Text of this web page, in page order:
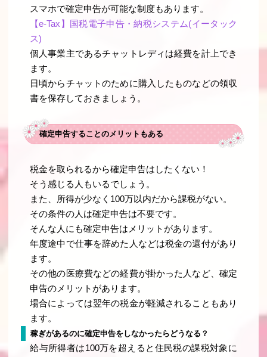
スマホで確定申告が可能な制度もあります。
【e-Tax】国税電子申告・納税システム(イータック
ス)
個人事業主であるチャットレディは経費を計上でき
ます。
日頃からチャットのために購入したものなどの領収
書を保存しておきましょう。
確定申告することのメリットもある
税金を取られるから確定申告はしたくない！
そう感じる人もいるでしょう。
また、所得が少なく100万以内だから課税がない。
その条件の人は確定申告は不要です。
そんな人にも確定申告はメリットがあります。
年度途中で仕事を辞めた人などは税金の還付があり
ます。
その他の医療費などの経費が掛かった人など、確定
申告のメリットがあります。
場合によっては翌年の税金が軽減されることもあり
ます。
稼ぎがあるのに確定申告をしなかったらどうなる？
給与所得者は100万を超えると住民税の課税対象に